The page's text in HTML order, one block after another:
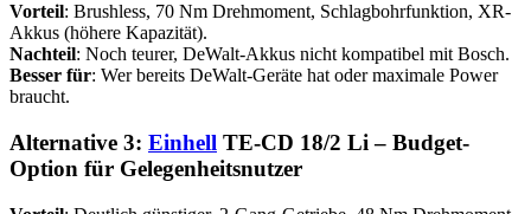
Vorteil: Brushless, 70 Nm Drehmoment, Schlagbohrfunktion, XR-
Akkus (höhere Kapazität).
Nachteil: Noch teurer, DeWalt-Akkus nicht kompatibel mit Bosch.
Besser für: Wer bereits DeWalt-Geräte hat oder maximale Power
braucht.
Alternative 3: Einhell TE-CD 18/2 Li – Budget-
Option für Gelegenheitsnutzer